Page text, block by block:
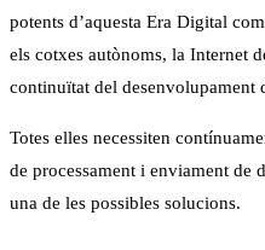
potents d’aquesta Era Digital
els cotxes autònoms, la Internet
continuïtat del desenvolupament
Totes elles necessiten
de processament i enviament de
una de les possibles solucions.